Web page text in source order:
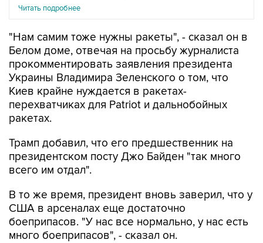
Читать подробнее
"Нам самим тоже нужны ракеты", - сказал он в
Белом доме, отвечая на просьбу журналиста
прокомментировать заявления президента
Украины Владимира Зеленского о том, что
Киев крайне нуждается в ракетах-
перехватчиках для Patriot и дальнобойных
ракетах.
Трамп добавил, что его предшественник на
президентском посту Джо Байден "так много
всего им отдал".
В то же время, президент вновь заверил, что у
США в арсеналах еще достаточно
боеприпасов. "У нас все нормально, у нас есть
много боеприпасов", - сказал он.